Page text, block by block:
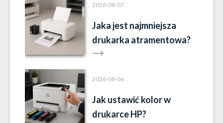
2026-08-07
Jaka jest najmniejsza
drukarka atramentowa?
2026-08-06
Jak ustawić kolor w
drukarce HP?